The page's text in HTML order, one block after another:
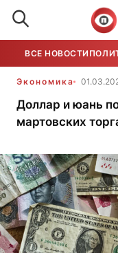
ВСЕ НОВОСТИ
Экономика
Доллар и юань
мартовских